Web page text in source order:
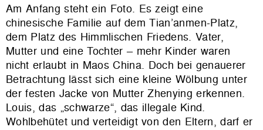
Am Anfang steht ein Foto. Es zeigt eine
chinesische Familie auf dem Tian’anmen-Platz,
dem Platz des Himmlischen Friedens. Vater,
Mutter und eine Tochter – mehr Kinder waren
nicht erlaubt in Maos China. Doch bei genauerer
Betrachtung lässt sich eine kleine Wölbung unter
der festen Jacke von Mutter Zhenying erkennen.
Louis, das „schwarze“, das illegale Kind.
Wohlbehütet und verteidigt von den Eltern, darf er